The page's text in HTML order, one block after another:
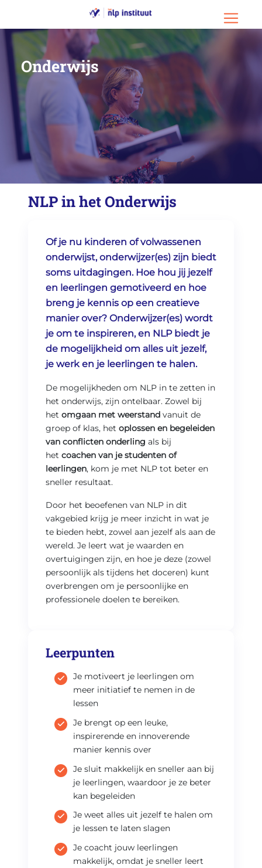
Menu
Onderwijs
NLP in het Onderwijs
Of je nu kinderen of volwassenen
onderwijst, onderwijzer(es) zijn biedt
soms uitdagingen. Hoe hou jij jezelf
en leerlingen gemotiveerd en hoe
breng je kennis op een creatieve
manier over? Onderwijzer(es) wordt
je om te inspireren, en NLP biedt je
de mogelijkheid om alles uit jezelf,
je werk en je leerlingen te halen.
De mogelijkheden om NLP in te zetten in
het onderwijs, zijn ontelbaar. Zowel bij
het omgaan met weerstand vanuit de
groep of klas, het oplossen en begeleiden
van conflicten onderling als bij
het coachen van je studenten of
leerlingen, kom je met NLP tot beter en
sneller resultaat.
Door het beoefenen van NLP in dit
vakgebied krijg je meer inzicht in wat je
te bieden hebt, zowel aan jezelf als aan de
wereld. Je leert wat je waarden en
overtuigingen zijn, en hoe je deze (zowel
persoonlijk als tijdens het doceren) kunt
overbrengen om je persoonlijke en
professionele doelen te bereiken.
Leerpunten
Je motiveert je leerlingen om
meer initiatief te nemen in de
lessen
Je brengt op een leuke,
inspirerende en innoverende
manier kennis over
Je sluit makkelijk en sneller aan bij
je leerlingen, waardoor je ze beter
kan begeleiden
Je weet alles uit jezelf te halen om
je lessen te laten slagen
Je coacht jouw leerlingen
makkelijk, omdat je sneller leert